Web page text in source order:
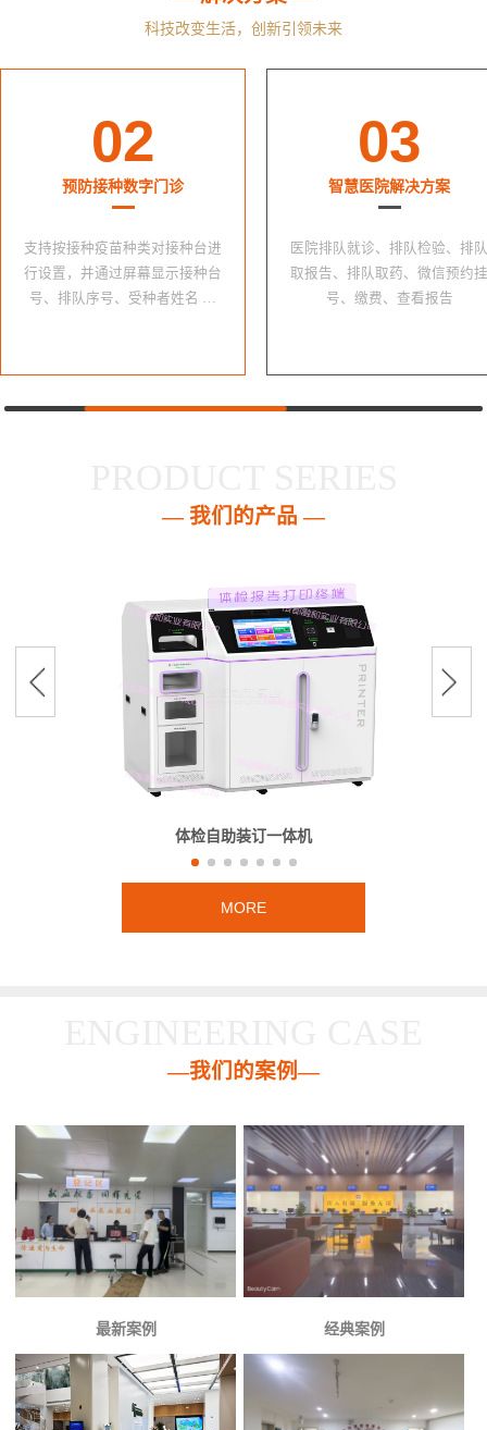
科技改变生活，创新引领未来
02
预防接种数字门诊
支持按接种疫苗种类对接种台进
行设置，并通过屏幕显示接种台
号、排队序号、受种者姓名 …
03
智慧医院解决方案
医院排队就诊、排队检验、排队
取报告、排队取药、微信预约挂
号、缴费、查看报告
— 我们的产品 —
体检自助装订一体机
MORE
—我们的案例—
最新案例 经典案例